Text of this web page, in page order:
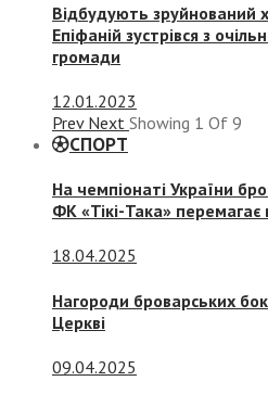
Відбудують зруйнований
Епіфаній зустрівся з
громади
12.01.2023
Prev Next Showing 1 Of 9
СПОРТ
На чемпіонаті України
ФК «Тікі-Така» перемагає
18.04.2025
Нагороди броварських
Церкві
09.04.2025